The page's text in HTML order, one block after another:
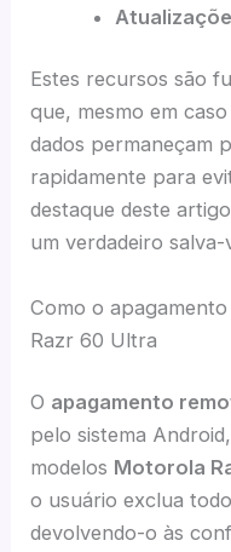
Estes recursos são
que, mesmo em
dados permaneçam
rapidamente para
destaque deste
um verdadeiro salva-
Como o
Razr 60 Ultra
O apagamento
pelo sistema
modelos Motorola
o usuário exclua
devolvendo-o às